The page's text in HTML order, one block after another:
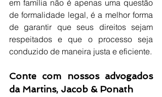
em família não é apenas uma questão
de formalidade legal, é a melhor forma
de garantir que seus direitos sejam
respeitados e que o processo seja
conduzido de maneira justa e eficiente.
Conte com nossos advogados
da Martins, Jacob & Ponath